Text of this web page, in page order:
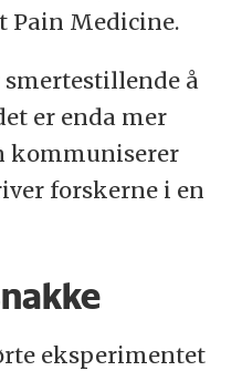
Medicine.
smertestillende å
er enda mer
kommuniserer
forskerne i en
eksperimentet